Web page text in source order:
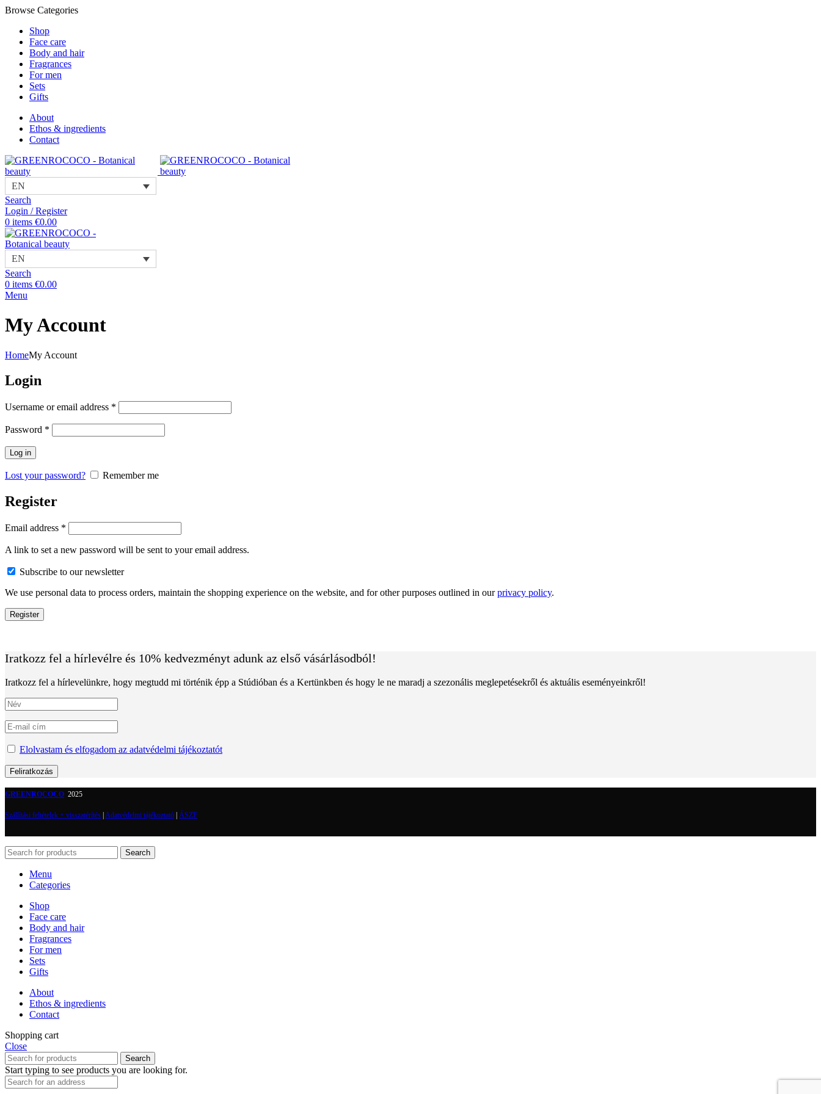
Browse Categories
Shop
Face care
Body and hair
Fragrances
For men
Sets
Gifts
About
Ethos & ingredients
Contact
EN
Search
Login / Register
0 items €0.00
EN
Search
0 items €0.00
Menu
My Account
HomeMy Account
Login
Username or email address *
Password *
Log in
Lost your password? Remember me
Register
Email address *
A link to set a new password will be sent to your email address.
Subscribe to our newsletter
We use personal data to process orders, maintain the shopping experience on the website, and for other purposes outlined in ourprivacy policy.
Register
Iratkozz fel a hírlevélre és 10% kedvezményt adunk az első vásárlásodból!
Iratkozz fel a hírlevelünkre, hogy megtudd mi történik épp a Stúdióban és a Kertünkben és hogy le ne maradj a szezonális meglepetésekről és aktuális eseményeinkről!
Elolvastam és elfogadom az adatvédelmi tájékoztatót
GREENROCOCO 2025
Szállítási feltételek + visszatérítés Adatvédelmi tájékoztató ÁSZF
Search
Menu
Categories
Shop
Face care
Body and hair
Fragrances
For men
Sets
Gifts
About
Ethos & ingredients
Contact
Shopping cart
Close
Search
Start typing to see products you are looking for.